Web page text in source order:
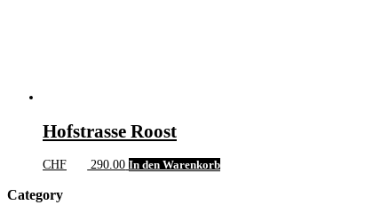
Hofstrasse Roost
CHF 290.00 In den Warenkorb
Category